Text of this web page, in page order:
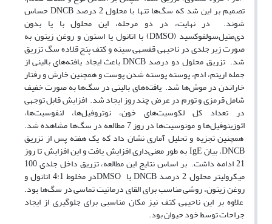
تصمیم بر این شد که سگ‌ها تنها با محلول 2 درصد DNCB حساس
شوند. در نهایت، در دو مرحله، این محلول با یا بدون
دی‌متیل‌سولفوکسید (DMSO) با اتانول یا استون و روغن زیتون به
صورت زیر جلدی در ناحیه­ی قفسه­ی سینه و کتف پنج قلاده سگ تزریق
شد. تزریق محلول دو درصد DNCB باعث ایجاد یافته‌های بالینی از
جمله اریتم، ادم، پوسته پوسته شدن پوست و همچنین خارش و رفتار
خاراندن در موش‌ها شد. یافته‌های بالینی در سگ‌ها به صورت خفیف
شامل قرمزی و تورم در عرض چند روز ایجاد شد. افزایش قابل توجهی
در تعداد کل لکوسیت‌های خون، نوتروفیل‌ها، لنفوسیت‌ها،
ائوزینوفیل‌ها و مونوسیت‌ها در روز 7 مطالعه در سگ‌ها مشاهده شد.
همچنین تجزیه و تحلیل آماری نشان داد که یک هفته پس از تزریق
DNCB، بیان IgE به طور معنی‌داری افزایش یافت و این افزایش تا روز
21 ادامه داشت. بر اساس نتایج این مطالعه، تزریق داخل جلدی 100
میکرولیتر محلول 2 درصد DNCB با DMSOدر مخلوط 4:1 اتانول و
روغن زیتون، روشی مناسب برای القای درماتیت تماسی در سگ‌ها بود.
علاوه بر این ناحیه­ی کتف نیز مکان مناسبی برای جلوگیری از ایجاد
جراحات توسط خود حیوان بود.